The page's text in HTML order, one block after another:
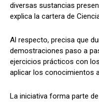
diversas sustancias
explica la cartera de
Al respecto, precisa que
demostraciones paso a
ejercicios prácticos con
aplicar los conocimientos
La iniciativa forma parte